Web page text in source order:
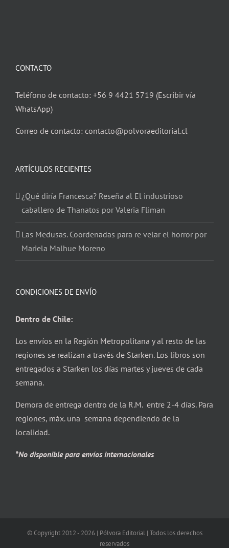
CONTACTO
Teléfono de contacto: +56 9 4421 5719 (Escribir vía
WhatsApp)
Correo de contacto: contacto@polvoraeditorial.cl
ARTÍCULOS RECIENTES
¿Qué diría Francesca? Reseña al El industrioso
caballero de Thanatos por Valeria Fliman
Las Medusas. Coordenadas para re velar el horror por
Mariela Malhue Moreno
CONDICIONES DE ENVÍO
Dentro de Chile:
Los envíos en la Región Metropolitana y al resto de las
regiones se realizan a través de Starken. Los libros son
entregados a Starken los días martes y jueves de cada
semana.
Demora de entrega dentro de la R.M. entre 2-4 días. Para
regiones, máx. una semana dependiendo de la
localidad.
*No disponible para envíos internacionales
© Copyright 2012 - 2026 | Pólvora Editorial | Todos los derechos
reservados